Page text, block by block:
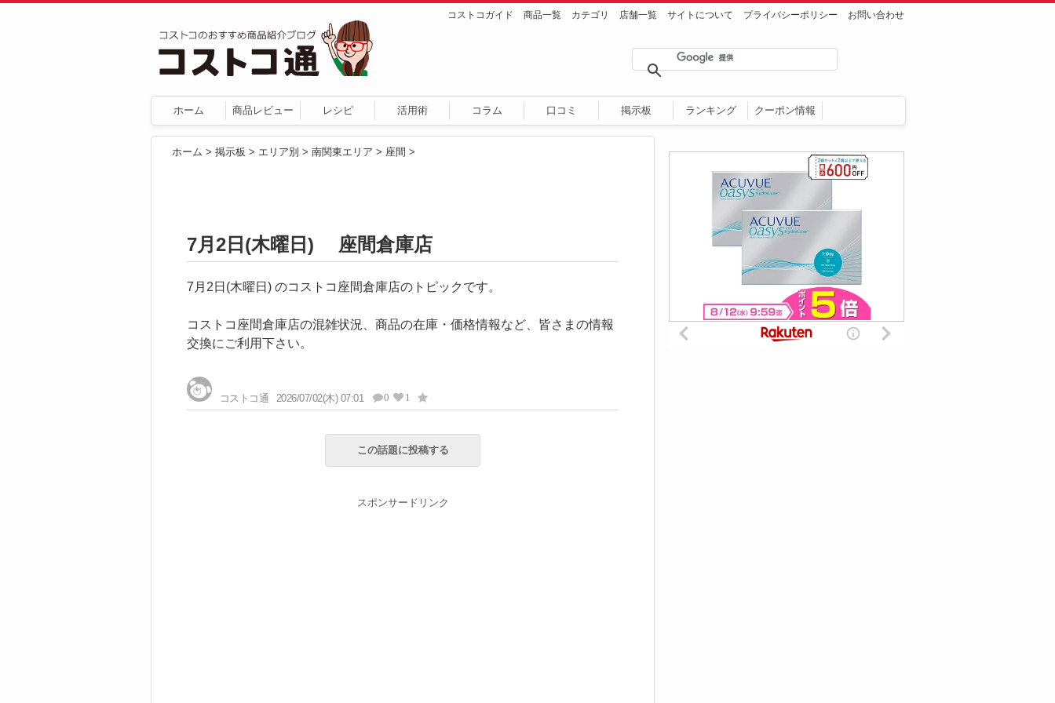
コストコガイド 商品一覧 カテゴリ 店舗一覧 サイトについて プライバシーポリシー お問い合わせ
ホーム 商品レビュー レシピ 活用術 コラム 口コミ 掲示板 ランキング クーポン情報
ホーム > 掲示板 > エリア別 > 南関東エリア > 座間 >
7月2日(木曜日) 座間倉庫店
7月2日(木曜日) のコストコ座間倉庫店のトピックです。
コストコ座間倉庫店の混雑状況、商品の在庫・価格情報など、皆さまの情報
交換にご利用下さい。
コストコ通 2026/07/02(木) 07:01 0 1
この話題に投稿する
スポンサードリンク